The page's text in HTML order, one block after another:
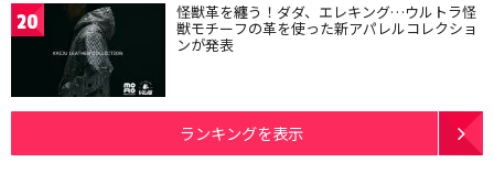
20 怪獣革を纏う！ダダ、エレキング…ウルトラ怪
獣モチーフの革を使った新アパレルコレクショ
ンが発表
ランキングを表示